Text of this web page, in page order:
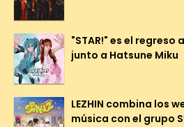
"STAR!" es el regreso
junto a Hatsune Miku
LEZHIN combina los
música con el grupo